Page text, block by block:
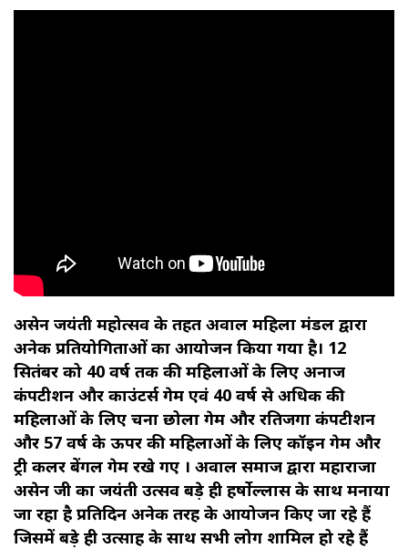
अग्रसेन जयंती महोत्सव के तहत अग्रवाल महिला मंडल द्वारा
अनेक प्रतियोगिताओं का आयोजन किया गया है। 12
सितंबर को 40 वर्ष तक की महिलाओं के लिए अनाज
कंपटीशन और काउंटर्स गेम एवं 40 वर्ष से अधिक की
महिलाओं के लिए चना छोला गेम और रतिजगा कंपटीशन
और 57 वर्ष के ऊपर की महिलाओं के लिए कॉइन गेम और
ट्री कलर बेंगल गेम रखे गए । अग्रवाल समाज द्वारा महाराजा
अग्रसेन जी का जयंती उत्सव बड़े ही हर्षोल्लास के साथ मनाया
जा रहा है प्रतिदिन अनेक तरह के आयोजन किए जा रहे हैं
जिसमें बड़े ही उत्साह के साथ सभी लोग शामिल हो रहे हैं